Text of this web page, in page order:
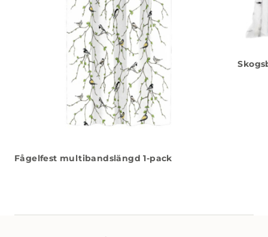
Fågelfest multibandslängd 1-pack